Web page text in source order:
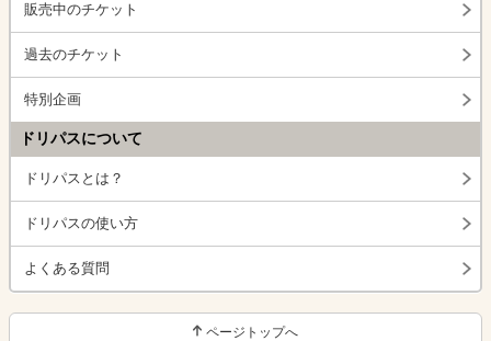
販売中のチケット
過去のチケット
特別企画
ドリパスについて
ドリパスとは？
ドリパスの使い方
よくある質問
ページトップへ